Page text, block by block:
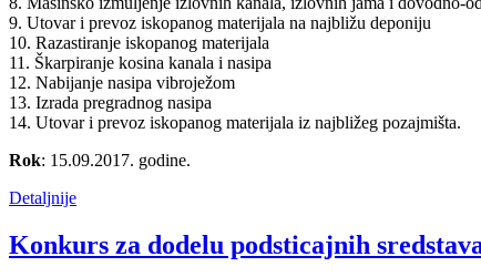
9. Utovar i prevoz iskopanog materijala na najbližu deponiju
10. Razastiranje iskopanog materijala
11. Škarpiranje kosina kanala i nasipa
12. Nabijanje nasipa vibroježom
13. Izrada pregradnog nasipa
14. Utovar i prevoz iskopanog materijala iz najbližeg pozajmišta.
Rok: 15.09.2017. godine.
Detaljnije
Konkurs za dodelu podsticajnih